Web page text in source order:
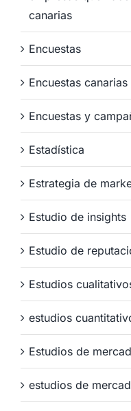
canarias
Encuestas
Encuestas canarias
Encuestas y
Estadística
Estrategia de
Estudio de insights
Estudio de
Estudios
estudios
Estudios de
estudios de